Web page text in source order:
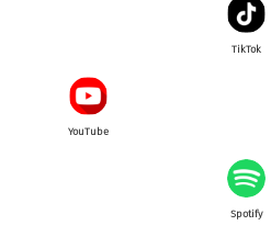
TikTok
YouTube
Spotify